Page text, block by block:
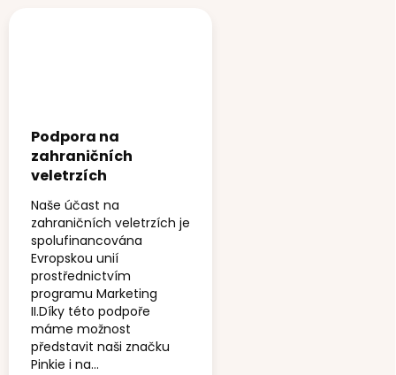
Podpora na
zahraničních
veletrzích
Naše účast na
zahraničních veletrzích je
spolufinancována
Evropskou unií
prostřednictvím
programu Marketing
II.Díky této podpoře
máme možnost
představit naši značku
Pinkie i na...